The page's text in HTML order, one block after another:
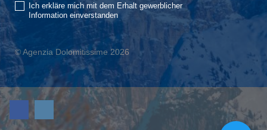
Ich erkläre mich mit dem Erhalt gewerblicher
Information einverstanden
© Agenzia Dolomitissime 2026